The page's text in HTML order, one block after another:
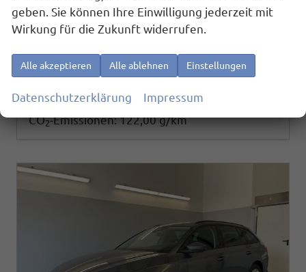
KraftstoffDiesel Außenfarbe
[1Z1Z] Black Magic Metallic
Leistung110 kW (150 PS) Kilometerstand20 km
34.490,– €
incl. 19% MwSt.
Details
Verbrauch kombiniert:4,60 l/100km
CO -Klasse: D
CO2-Emissionen:122,00 g/km
geben. Sie können Ihre Einwilligung jederzeit mit
Wirkung für die Zukunft widerrufen.
Alle akzeptieren Alle ablehnen Einstellungen
Datenschutzerklärung Impressum